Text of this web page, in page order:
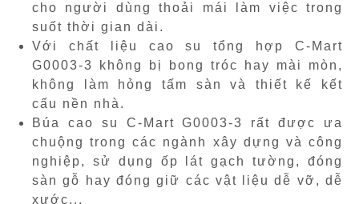
cho người dùng thoải mái làm việc trong
suốt thời gian dài.
Với chất liệu cao su tổng hợp C-Mart
G0003-3 không bị bong tróc hay mài mòn,
không làm hỏng tấm sàn và thiết kế kết
cấu nền nhà.
Búa cao su C-Mart G0003-3 rất được ưa
chuộng trong các ngành xây dựng và công
nghiệp, sử dụng ốp lát gạch tường, đóng
sàn gỗ hay đóng giữ các vật liệu dễ vỡ, dễ
xước...